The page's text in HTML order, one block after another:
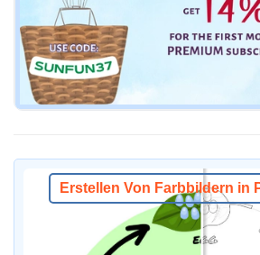
Erstellen Von Farbbildern in